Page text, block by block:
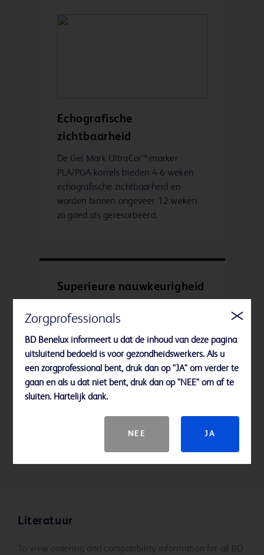
Echografische
zichtbaarheid
De Gel Mark UltraCor™-marker
PLA/PGA-korrels bieden 4-6 weken
echografische zichtbaarheid en
worden binnen ongeveer 12 weken
zo goed als geresorbeerd.
Superieure nauwkeurigheid
activeert 4 korrels
polymelkzuur/polyglycolzuur
(PLA/PGA) en één radiopake marker
in de distale positie. Deze rigide
naaldapplicator is voorzien van een
Literatuur
To view ordering and compatibility information for all BD
Zorgprofessionals
BD Benelux informeert u dat de inhoud van deze pagina
uitsluitend bedoeld is voor gezondheidswerkers. Als u
een zorgprofessional bent, druk dan op "JA" om verder te
gaan en als u dat niet bent, druk dan op "NEE" om af te
sluiten. Hartelijk dank.
NEE JA